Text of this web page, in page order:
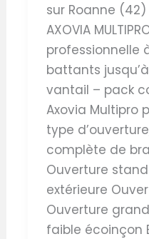
sur Roanne (42)
AXOVIA
professionnelle
battants
vantail – pack
Axovia Multipro
type
complète de
Ouverture
extérieure
Ouverture
faible écoinçon